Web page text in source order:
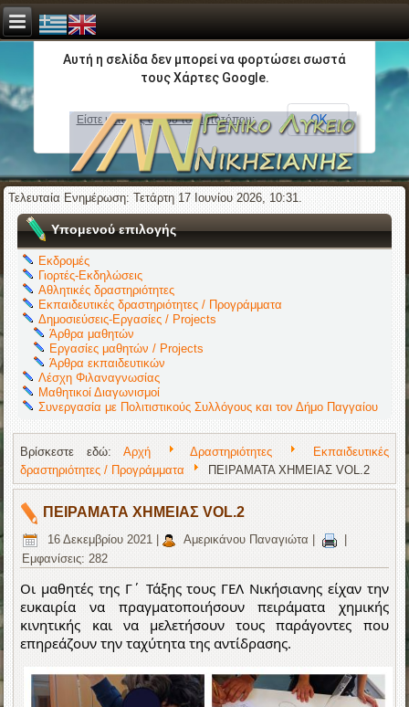
Τελευταία Ενημέρωση: Τετάρτη 17 Ιουνίου 2026, 10:31.
Υπομενού επιλογής
Εκδρομές
Γιορτές-Εκδηλώσεις
Αθλητικές δραστηριότητες
Εκπαιδευτικές δραστηριότητες / Προγράμματα
Δημοσιεύσεις-Εργασίες / Projects
Άρθρα μαθητών
Εργασίες μαθητών / Projects
Άρθρα εκπαιδευτικών
Λέσχη Φιλαναγνωσίας
Μαθητικοί Διαγωνισμοί
Συνεργασία με Πολιτιστικούς Συλλόγους και τον Δήμο Παγγαίου
Βρίσκεστε εδώ: Αρχή Δραστηριότητες
Εκπαιδευτικές
δραστηριότητες / Προγράμματα
ΠΕΙΡΑΜΑΤΑ ΧΗΜΕΙΑΣ VOL.2
ΠΕΙΡΑΜΑΤΑ ΧΗΜΕΙΑΣ VOL.2
16 Δεκεμβρίου 2021 Αμερικάνου Παναγιώτα
Εμφανίσεις: 282
Οι μαθητές της Γ΄ Τάξης τους ΓΕΛ Νικήσιανης είχαν την
ευκαιρία να πραγματοποιήσουν πειράματα χημικής
κινητικής και να μελετήσουν τους παράγοντες που
επηρεάζουν την ταχύτητα της αντίδρασης.
Αυτή η σελίδα δεν μπορεί να φορτώσει σωστά
τους Χάρτες Google.
Είστε κάτοχος αυτού του ιστοτόπου; ΟΚ